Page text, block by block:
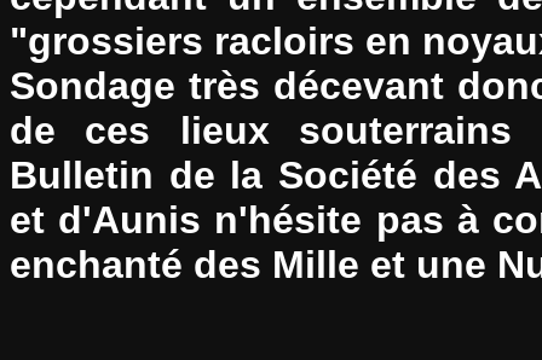
"grossiers racloirs en
Sondage très décevant
de ces lieux souterrains
Bulletin de la Société des
et d'Aunis n'hésite pas à
enchanté des Mille et une